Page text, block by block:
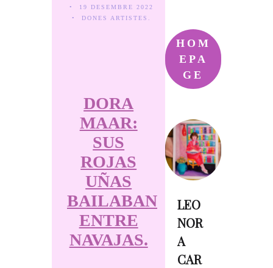
19 DESEMBRE 2022
DONES ARTISTES.
DORA
MAAR:
SUS
ROJAS
UÑAS
BAILABAN
ENTRE
NAVAJAS.
HOM
EPA
GE
LEO
NOR
A
CAR